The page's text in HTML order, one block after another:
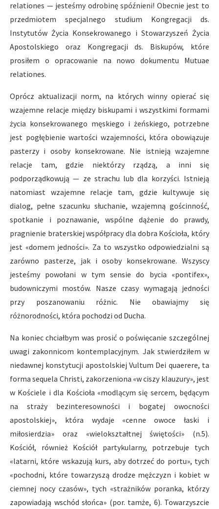
relationes — jesteśmy odrobinę spóźnieni! Obecnie jest to
przedmiotem specjalnego studium Kongregacji ds.
Instytutów Życia Konsekrowanego i Stowarzyszeń Życia
Apostolskiego oraz Kongregacji ds. Biskupów, które
prosiłem o opracowanie na nowo dokumentu Mutuae
relationes.
Oprócz aktualizacji norm, na których winny opierać się
wzajemne relacje między biskupami i wszystkimi formami
życia konsekrowanego męskiego i żeńskiego, potrzebne
jest pogłębienie wartości wzajemności, która obowiązuje
pasterzy i osoby konsekrowane. Nie istnieją wzajemne
relacje tam, gdzie niektórzy rządzą, a inni się
podporządkowują — ze strachu lub dla korzyści. Istnieją
natomiast wzajemne relacje tam, gdzie kultywuje się
dialog, pełne szacunku słuchanie, wzajemną gościnność,
spotkanie i poznawanie, wspólne dążenie do prawdy,
pragnienie braterskiej współpracy dla dobra Kościoła, który
jest «domem jedności». Za to wszystko odpowiedzialni są
zarówno pasterze, jak i osoby konsekrowane. Wszyscy
jesteśmy powołani w tym sensie do bycia «pontifex»,
budowniczymi mostów. Nasze czasy wymagają jedności
przy poszanowaniu różnic. Nie obawiajmy się
różnorodności, która pochodzi od Ducha.
Na koniec chciałbym was prosić o poświęcanie szczególnej
uwagi zakonnicom kontemplacyjnym. Jak stwierdziłem w
niedawnej konstytucji apostolskiej Vultum Dei quaerere, ta
forma sequela Christi, zakorzeniona «w ciszy klauzury», jest
w Kościele i dla Kościoła «modlącym się sercem, będącym
na straży bezinteresowności i bogatej owocności
apostolskiej», która wydaje «cenne owoce łaski i
miłosierdzia» oraz «wielokształtnej świętości» (n.5).
Kościół, również Kościół partykularny, potrzebuje tych
«latarni, które wskazują kurs, aby dotrzeć do portu», tych
«pochodni, które towarzyszą drodze mężczyzn i kobiet w
ciemnej nocy czasów», tych «strażników poranka, którzy
zapowiadają wschód słońca» (por. tamże, 6). Towarzyszcie